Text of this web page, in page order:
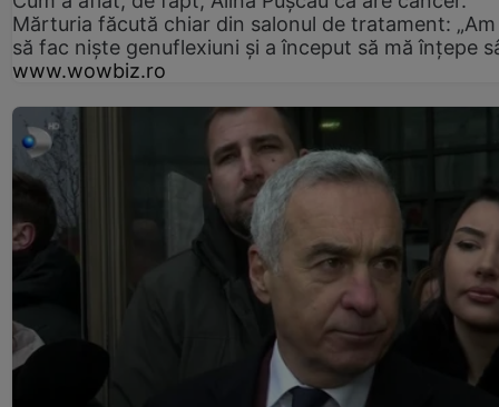
Mărturia făcută chiar din salonul de tratament:
să fac niște genuflexiuni și a început să mă înțepe
www.wowbiz.ro